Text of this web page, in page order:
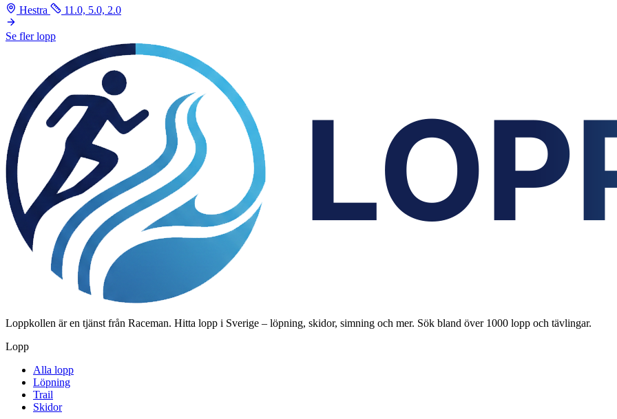
Hestra 11.0, 5.0, 2.0
Se fler lopp
Loppkollen är en tjänst från Raceman. Hitta lopp i Sverige – löpning, skidor, simning och mer. Sök bland över 1000 lopp och tävlingar.
Lopp
Alla lopp
Löpning
Trail
Skidor